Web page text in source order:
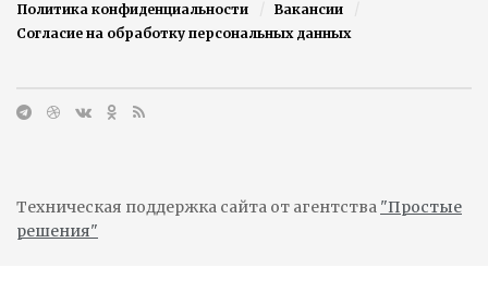
Политика конфиденциальности
Вакансии
Согласие на обработку персональных данных
Техническая поддержка сайта от агентства "Простые
решения"